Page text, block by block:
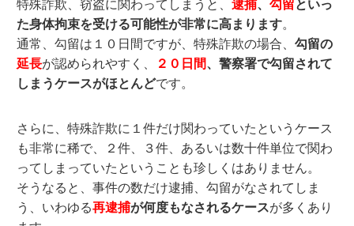
特殊詐欺、窃盗に関わってしまうと、逮捕、勾留といっ
た身体拘束を受ける可能性が非常に高まります。
通常、勾留は１０日間ですが、特殊詐欺の場合、勾留の
延長が認められやすく、 ２０日間、警察署で勾留されて
しまうケースがほとんどです。
さらに、特殊詐欺に１件だけ関わっていたというケース
も非常に稀で、２件、３件、あるいは数十件単位で関わ
ってしまっていたということも珍しくはありません。
そうなると、事件の数だけ逮捕、勾留がなされてしま
う、いわゆる再逮捕が何度もなされるケースが多くあり